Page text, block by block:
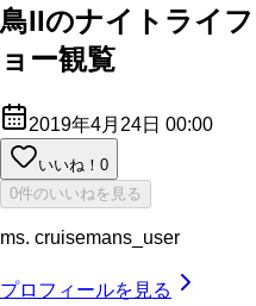
鳥IIのナイトライ
ョー観覧
2019年4月24日 00:00
いいね！ 0
0件のいいねを見る
ms. cruisemans_user
プロフィールを見る